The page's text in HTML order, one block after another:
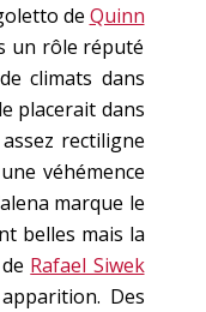
de Quinn
un rôle réputé
climats dans
placerait dans
rectiligne
véhémence
marque le
belles mais la
Rafael Siwek
Des